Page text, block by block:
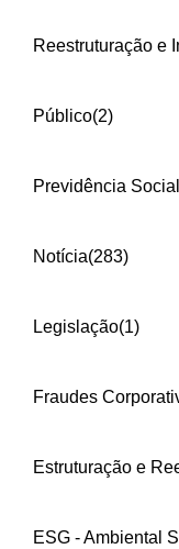
Reestruturação e
Público(2)
Previdência Social
Notícia(283)
Legislação(1)
Fraudes
Estruturação e
ESG - Ambiental